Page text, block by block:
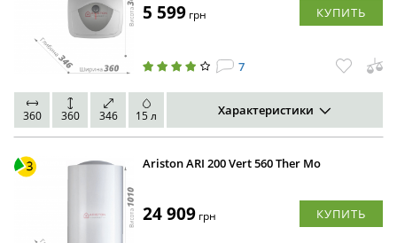
5 599 грн КУПИТЬ
7
360 360 346 15 л Характеристики
Ariston ARI 200 Vert 560 Ther Mo
24 909 грн КУПИТЬ